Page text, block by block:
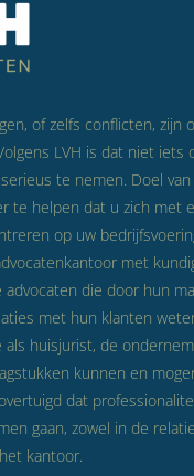
of zelfs conflicten, zijn
LVH is dat niet iets
te nemen. Doel
te helpen dat u zich met
op uw
met
die door hun
met hun klanten
als huisjurist, de
kunnen en
dat
gaan, zowel in de
kantoor.